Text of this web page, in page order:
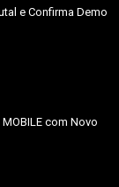
e Confirma Demo
com Novo